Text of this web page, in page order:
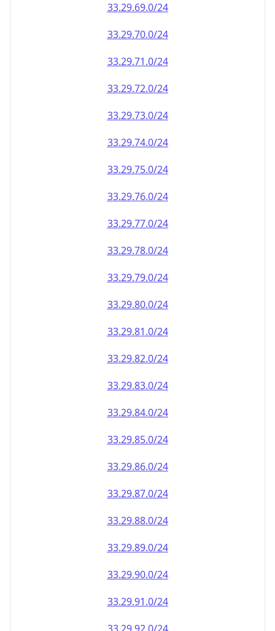
33.29.69.0/24
33.29.70.0/24
33.29.71.0/24
33.29.72.0/24
33.29.73.0/24
33.29.74.0/24
33.29.75.0/24
33.29.76.0/24
33.29.77.0/24
33.29.78.0/24
33.29.79.0/24
33.29.80.0/24
33.29.81.0/24
33.29.82.0/24
33.29.83.0/24
33.29.84.0/24
33.29.85.0/24
33.29.86.0/24
33.29.87.0/24
33.29.88.0/24
33.29.89.0/24
33.29.90.0/24
33.29.91.0/24